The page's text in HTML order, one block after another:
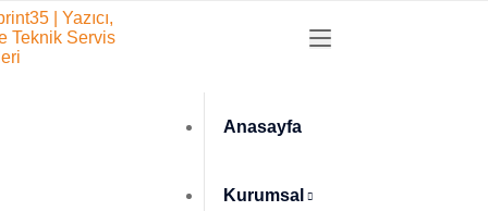
Anasayfa
Kurumsal